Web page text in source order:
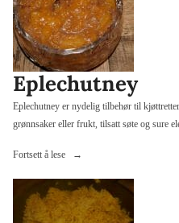
Eplechutney
Eplechutney er nydelig tilbehør til
grønnsaker eller frukt, tilsatt søte og sure
Fortsett å lese «Eplechutney»